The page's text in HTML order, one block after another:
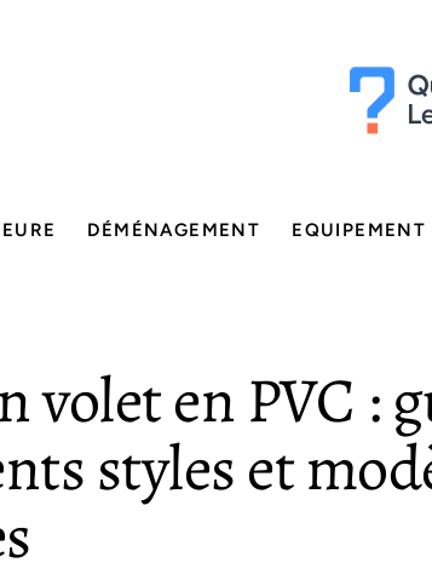
DÉMÉNAGEMENT EQUIPEMENT
volet en PVC :
styles et